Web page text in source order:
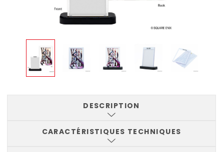
DESCRIPTION
CARACTÉRISTIQUES TECHNIQUES